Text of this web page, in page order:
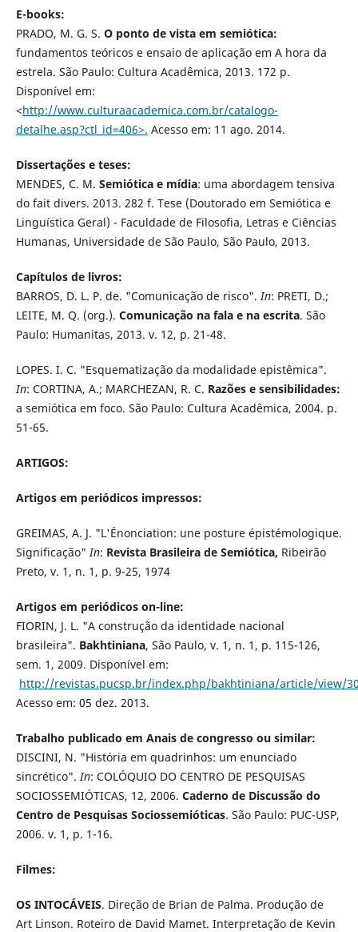
E-books:
PRADO, M. G. S. O ponto de vista em semiótica:
fundamentos teóricos e ensaio de aplicação em A hora da
estrela. São Paulo: Cultura Acadêmica, 2013. 172 p.
Disponível em:
<http://www.culturaacademica.com.br/catalogo-
detalhe.asp?ctl_id=406>. Acesso em: 11 ago. 2014.
Dissertações e teses:
MENDES, C. M. Semiótica e mídia: uma abordagem tensiva
do fait divers. 2013. 282 f. Tese (Doutorado em Semiótica e
Linguística Geral) - Faculdade de Filosofia, Letras e Ciências
Humanas, Universidade de São Paulo, São Paulo, 2013.
Capítulos de livros:
BARROS, D. L. P. de. "Comunicação de risco". In: PRETI, D.;
LEITE, M. Q. (org.). Comunicação na fala e na escrita. São
Paulo: Humanitas, 2013. v. 12, p. 21-48.
LOPES. I. C. "Esquematização da modalidade epistêmica".
In: CORTINA, A.; MARCHEZAN, R. C. Razões e sensibilidades:
a semiótica em foco. São Paulo: Cultura Acadêmica, 2004. p.
51-65.
ARTIGOS:
Artigos em periódicos impressos:
GREIMAS, A. J. "L'Énonciation: une posture épistémologique.
Significação" In: Revista Brasileira de Semiótica, Ribeirão
Preto, v. 1, n. 1, p. 9-25, 1974
Artigos em periódicos on-line:
FIORIN, J. L. "A construção da identidade nacional
brasileira". Bakhtiniana, São Paulo, v. 1, n. 1, p. 115-126,
sem. 1, 2009. Disponível em:
http://revistas.pucsp.br/index.php/bakhtiniana/article/view/
Acesso em: 05 dez. 2013.
Trabalho publicado em Anais de congresso ou similar:
DISCINI, N. "História em quadrinhos: um enunciado
sincrético". In: COLÓQUIO DO CENTRO DE PESQUISAS
SOCIOSSEMIÓTICAS, 12, 2006. Caderno de Discussão do
Centro de Pesquisas Sociossemióticas. São Paulo: PUC-USP,
2006. v. 1, p. 1-16.
Filmes:
OS INTOCÁVEIS. Direção de Brian de Palma. Produção de
Art Linson. Roteiro de David Mamet. Interpretação de Kevin